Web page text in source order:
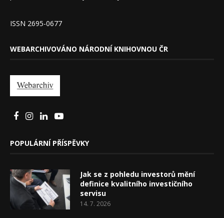
ISSN 2695-0677
WEBARCHIVOVÁNO NÁRODNÍ KNIHOVNOU ČR
POPULÁRNÍ PŘÍSPĚVKY
Jak se z pohledu investorů mění
definice kvalitního investičního
servisu
14. 7. 2026